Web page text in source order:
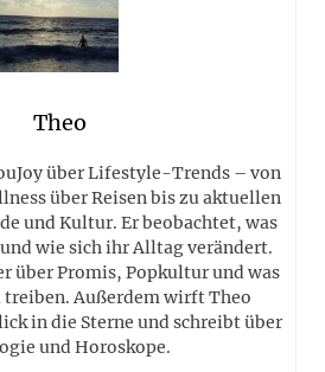
Theo
über Lifestyle-Trends – von
über Reisen bis zu aktuellen
und Kultur. Er beobachtet, was
wie sich ihr Alltag verändert.
über Promis, Popkultur und was
treiben. Außerdem wirft Theo
in die Sterne und schreibt über
und Horoskope.